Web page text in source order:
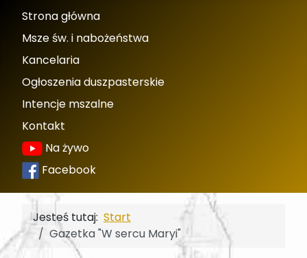
Strona główna
Msze św. i nabożeństwa
Kancelaria
Ogłoszenia duszpasterskie
Intencje mszalne
Kontakt
Na żywo
Facebook
Jesteś tutaj: Start
Gazetka "W sercu Maryi"